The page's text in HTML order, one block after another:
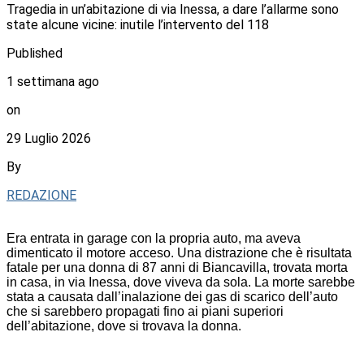
Tragedia in un’abitazione di via Inessa, a dare l’allarme sono
state alcune vicine: inutile l’intervento del 118
Published
1 settimana ago
on
29 Luglio 2026
By
REDAZIONE
Era entrata in garage con la propria auto, ma aveva
dimenticato il motore acceso. Una distrazione che è risultata
fatale per una donna di 87 anni di Biancavilla, trovata morta
in casa, in via Inessa, dove viveva da sola. La morte sarebbe
stata a causata dall’inalazione dei gas di scarico dell’auto
che si sarebbero propagati fino ai piani superiori
dell’abitazione, dove si trovava la donna.